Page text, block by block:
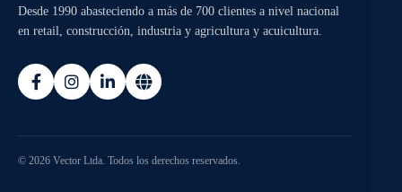
Desde 1990 abasteciendo a más de 700 clientes a nivel nacional
en retail, construcción, industria y agricultura y acuicultura.
© 2026 Vector Ltda. Todos los derechos reservados.